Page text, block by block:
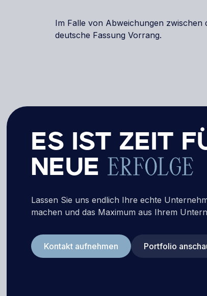
Im Falle von Abweichungen zwischen
deutsche Fassung Vorrang.
ES IST ZEIT
NEUEERFOLGE
Lassen Sie uns endlich Ihre echte
machen und das Maximum aus Ihrem
Kontakt aufnehmen Portfolio